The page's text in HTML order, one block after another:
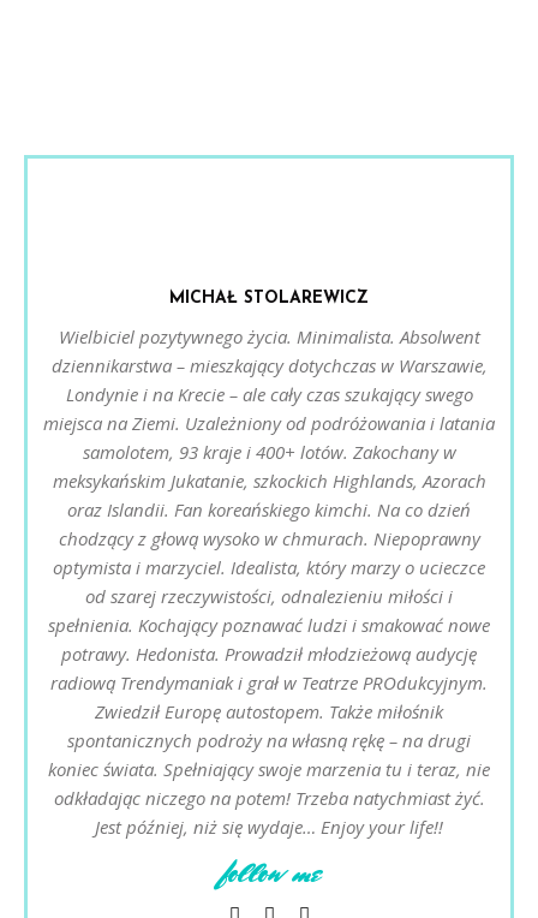
MICHAŁ STOLAREWICZ
Wielbiciel pozytywnego życia. Minimalista. Absolwent
dziennikarstwa – mieszkający dotychczas w Warszawie,
Londynie i na Krecie – ale cały czas szukający swego
miejsca na Ziemi. Uzależniony od podróżowania i latania
samolotem, 93 kraje i 400+ lotów. Zakochany w
meksykańskim Jukatanie, szkockich Highlands, Azorach
oraz Islandii. Fan koreańskiego kimchi. Na co dzień
chodzący z głową wysoko w chmurach. Niepoprawny
optymista i marzyciel. Idealista, który marzy o ucieczce
od szarej rzeczywistości, odnalezieniu miłości i
spełnienia. Kochający poznawać ludzi i smakować nowe
potrawy. Hedonista. Prowadził młodzieżową audycję
radiową Trendymaniak i grał w Teatrze PROdukcyjnym.
Zwiedził Europę autostopem. Także miłośnik
spontanicznych podroży na własną rękę – na drugi
koniec świata. Spełniający swoje marzenia tu i teraz, nie
odkładając niczego na potem! Trzeba natychmiast żyć.
Jest później, niż się wydaje… Enjoy your life!!
follow me